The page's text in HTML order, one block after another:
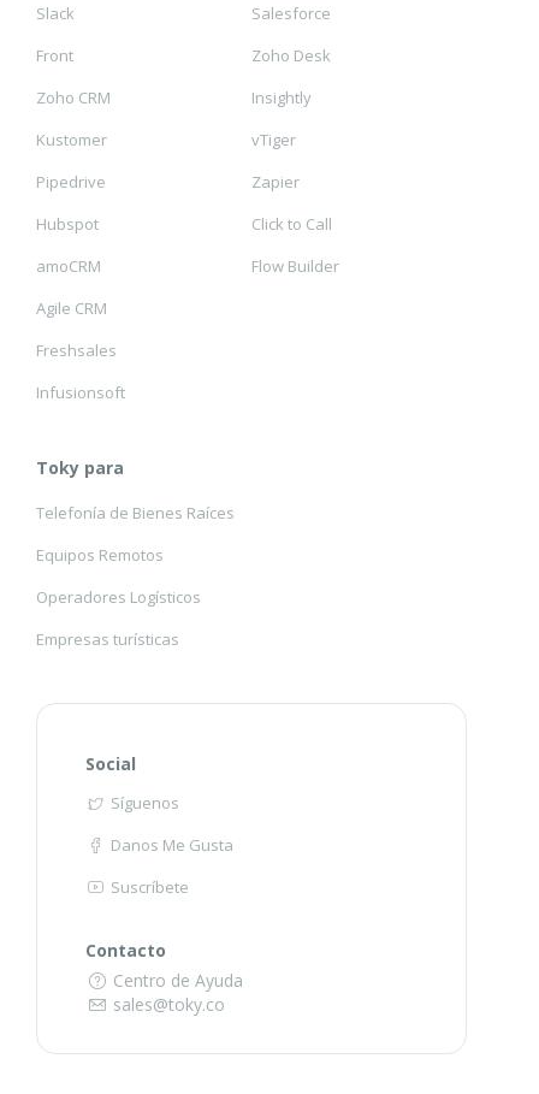
Slack
Front
Zoho CRM
Kustomer
Pipedrive
Hubspot
amoCRM
Agile CRM
Freshsales
Infusionsoft
Salesforce
Zoho Desk
Insightly
vTiger
Zapier
Click to Call
Flow Builder
Toky para
Telefonía de Bienes Raíces
Equipos Remotos
Operadores Logísticos
Empresas turísticas
Social
Síguenos
Danos Me Gusta
Suscríbete
Contacto
Centro de Ayuda
sales@toky.co